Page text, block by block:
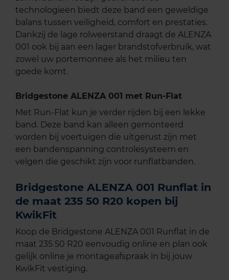
technologieën biedt deze band een geweldige
balans tussen veiligheid, comfort en prestaties.
Dankzij de lage rolweerstand draagt de ALENZA
001 ook bij aan een lager brandstofverbruik, wat
zowel uw portemonnee als het milieu ten
goede komt.
Bridgestone ALENZA 001 met Run-Flat
Met Run-Flat kun je verder rijden bij een lekke
band. Deze band kan alleen gemonteerd
worden bij voertuigen die uitgerust zijn met
een bandenspanning controlesysteem en
velgen die geschikt zijn voor runflatbanden.
Bridgestone ALENZA 001 Runflat in
de maat 235 50 R20 kopen bij
KwikFit
Koop de Bridgestone ALENZA 001 Runflat in de
maat 235 50 R20 eenvoudig online en plan ook
gelijk online je montageafspraak in bij jouw
KwikFit vestiging.